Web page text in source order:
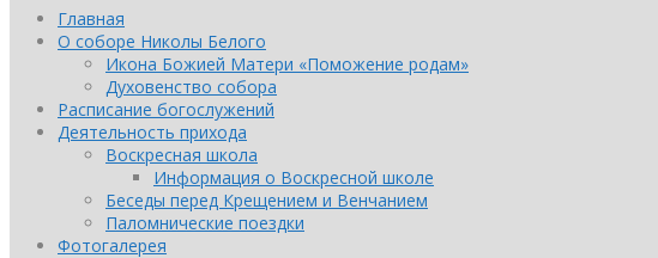
Главная
О соборе Николы Белого
Икона Божией Матери «Поможение родам»
Духовенство собора
Расписание богослужений
Деятельность прихода
Воскресная школа
Информация о Воскресной школе
Беседы перед Крещением и Венчанием
Паломнические поездки
Фотогалерея